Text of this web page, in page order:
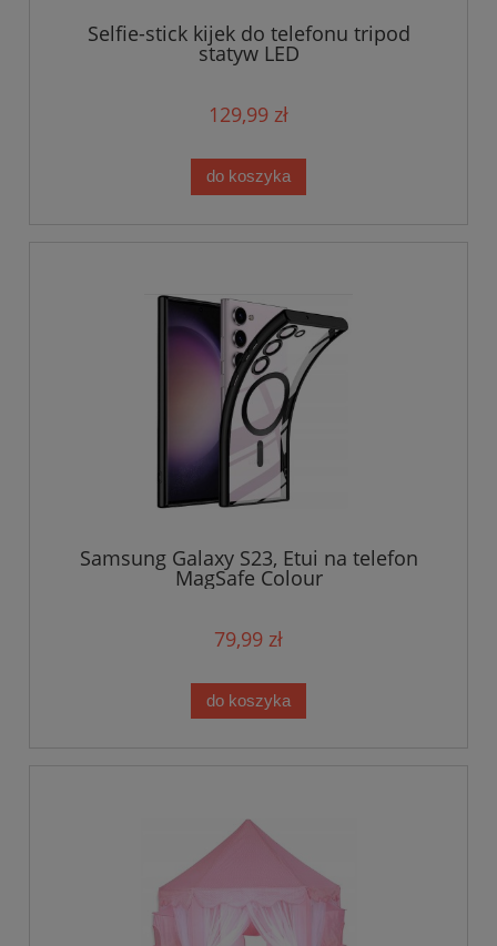
Selfie-stick kijek do telefonu tripod
statyw LED
129,99 zł
do koszyka
Samsung Galaxy S23, Etui na telefon
MagSafe Colour
79,99 zł
do koszyka